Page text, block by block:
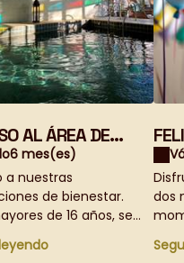
AL ÁREA DE
6 mes(es)
a nuestras
de bienestar.
de 16 años, se
de relajación
dos